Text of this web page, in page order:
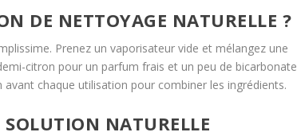
DE NETTOYAGE NATURELLE ?
Prenez un vaporisateur vide et mélangez une
citron pour un parfum frais et un peu de bicarbonate
chaque utilisation pour combiner les ingrédients.
SOLUTION NATURELLE